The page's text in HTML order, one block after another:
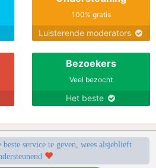
100% gratis
Luisterende moderators
Bezoekers
Veel bezocht
Het beste
service te geven, wees alsjeblieft